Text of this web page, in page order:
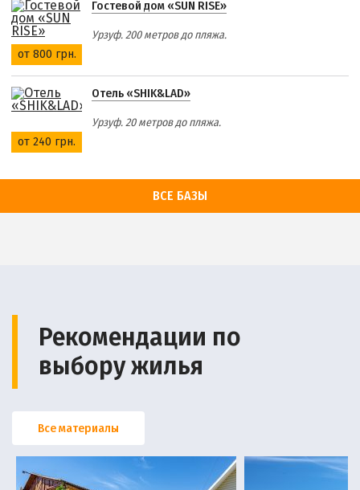
от 800 грн.
Гостевой дом «SUN RISE»
Урзуф. 200 метров до пляжа.
от 240 грн.
Отель «SHIK&LAD»
Урзуф. 20 метров до пляжа.
ВСЕ БАЗЫ
Рекомендации по
выбору жилья
Все материалы